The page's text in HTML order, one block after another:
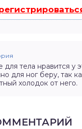
для тела нравится у
для ног беру, так
холодок от него.